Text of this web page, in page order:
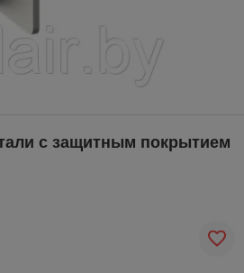
с защитным покрытием